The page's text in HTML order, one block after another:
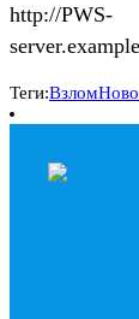
http://PWS-
Теги:Взлом